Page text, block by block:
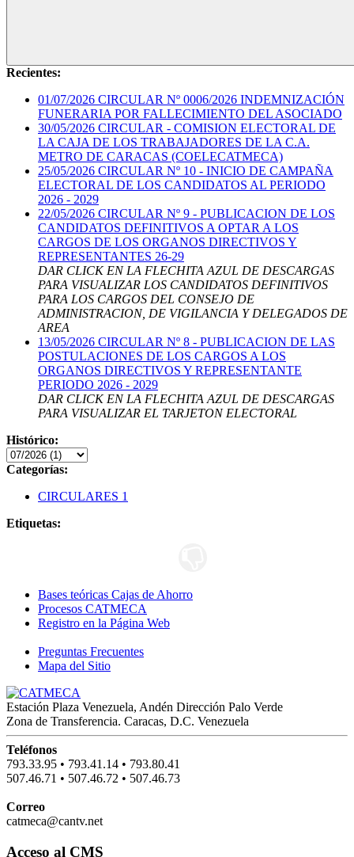
Recientes:
01/07/2026 CIRCULAR Nº 0006/2026 INDEMNIZACIÓN
FUNERARIA POR FALLECIMIENTO DEL ASOCIADO
30/05/2026 CIRCULAR - COMISION ELECTORAL DE
LA CAJA DE LOS TRABAJADORES DE LA C.A.
METRO DE CARACAS (COELECATMECA)
25/05/2026 CIRCULAR Nº 10 - INICIO DE CAMPAÑA
ELECTORAL DE LOS CANDIDATOS AL PERIODO
2026 - 2029
22/05/2026 CIRCULAR Nº 9 - PUBLICACION DE LOS
CANDIDATOS DEFINITIVOS A OPTAR A LOS
CARGOS DE LOS ORGANOS DIRECTIVOS Y
REPRESENTANTES 26-29
DAR CLICK EN LA FLECHITA AZUL DE DESCARGAS
PARA VISUALIZAR LOS CANDIDATOS DEFINITIVOS
PARA LOS CARGOS DEL CONSEJO DE
ADMINISTRACION, DE VIGILANCIA Y DELEGADOS DE
AREA
13/05/2026 CIRCULAR Nº 8 - PUBLICACION DE LAS
POSTULACIONES DE LOS CARGOS A LOS
ORGANOS DIRECTIVOS Y REPRESENTANTE
PERIODO 2026 - 2029
DAR CLICK EN LA FLECHITA AZUL DE DESCARGAS
PARA VISUALIZAR EL TARJETON ELECTORAL
Histórico:
Categorías:
CIRCULARES 1
Etiquetas:
Bases teóricas Cajas de Ahorro
Procesos CATMECA
Registro en la Página Web
Preguntas Frecuentes
Mapa del Sitio
Estación Plaza Venezuela, Andén Dirección Palo Verde
Zona de Transferencia. Caracas, D.C. Venezuela
Teléfonos
793.33.95 • 793.41.14 • 793.80.41
507.46.71 • 507.46.72 • 507.46.73
Correo
catmeca@cantv.net
Acceso al CMS